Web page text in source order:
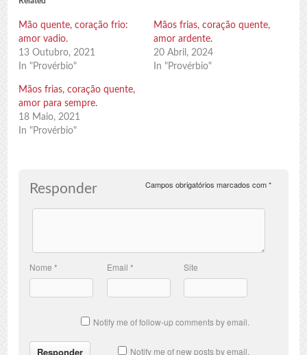
Mão quente, coração frio:
amor vadio.
13 Outubro, 2021
In "Provérbio"
Mãos frias, coração quente,
amor ardente.
20 Abril, 2024
In "Provérbio"
Mãos frias, coração quente,
amor para sempre.
18 Maio, 2021
In "Provérbio"
Responder Campos obrigatórios marcados com*
Nome* Email * Site
Notify me of follow-up comments by email.
Notify me of new posts by email.